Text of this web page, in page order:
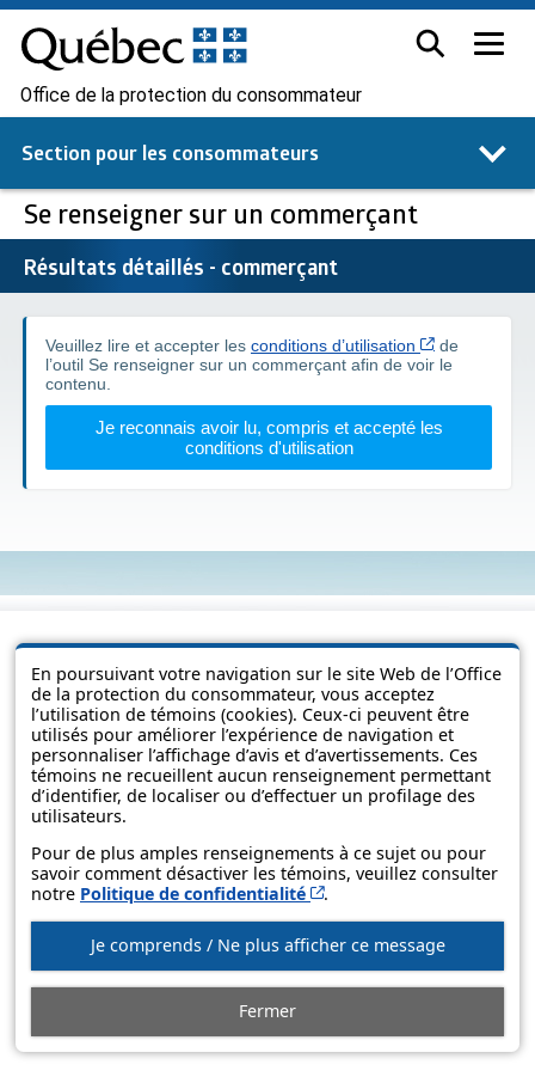
En poursuivant votre navigation sur le site Web de l’Office
de la protection du consommateur, vous acceptez
l’utilisation de témoins (cookies). Ceux-ci peuvent être
utilisés pour améliorer l’expérience de navigation et
personnaliser l’affichage d’avis et d’avertissements. Ces
témoins ne recueillent aucun renseignement permettant
d’identifier, de localiser ou d’effectuer un profilage des
utilisateurs.
Pour de plus amples renseignements à ce sujet ou pour
savoir comment désactiver les témoins, veuillez consulter
notre Politique de confidentialité Cet hyperlien s’ouvrira
.
Je comprends / Ne plus afficher ce message
Fermer
Office de la protection du consommateur
Section pour les consommateurs
Se renseigner sur un commerçant
Résultats détaillés - commerçant
Veuillez lire et accepter les conditions d’utilisation Cet
de
l’outil Se renseigner sur un commerçant afin de voir le
contenu.
Je reconnais avoir lu, compris et accepté les
conditions d'utilisation